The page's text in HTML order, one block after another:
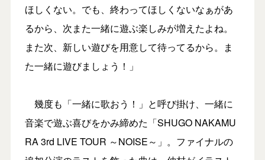
ほしくない。でも、終わってほしくないなぁがあ
るから、次また一緒に遊ぶ楽しみが増えたよね。
また次、新しい遊びを用意して待ってるから。ま
た一緒に遊びましょう！」
幾度も「一緒に歌おう！」と呼び掛け、一緒に
音楽で遊ぶ喜びをかみ締めた「SHUGO NAKAMU
RA 3rd LIVE TOUR ～NOISE～」。ファイナルの